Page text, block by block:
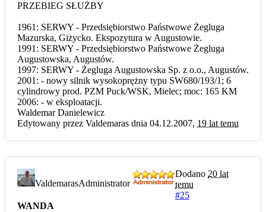
PRZEBIEG SŁUŻBY
1961: SERWY - Przedsiębiorstwo Państwowe Żegluga
Mazurska, Giżycko. Ekspozytura w Augustowie.
1991: SERWY - Przedsiębiorstwo Państwowe Żegluga
Augustowska, Augustów.
1997: SERWY - Żegluga Augustowska Sp. z o.o., Augustów.
2001: - nowy silnik wysokoprężny typu SW680/193/1; 6
cylindrowy prod. PZM Puck/WSK, Mielec; moc: 165 KM
2006: - w eksploatacji.
Waldemar Danielewicz
Edytowany przez Valdemaras dnia 04.12.2007, 19 lat temu
ValdemarasAdministrator
Dodano 20 lat
temu
#25
WANDA